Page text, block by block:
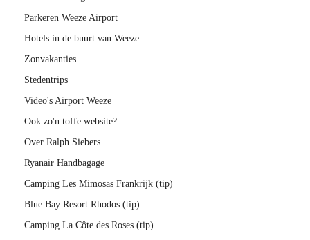
Parkeren Weeze Airport
Hotels in de buurt van Weeze
Zonvakanties
Stedentrips
Video's Airport Weeze
Ook zo'n toffe website?
Over Ralph Siebers
Ryanair Handbagage
Camping Les Mimosas Frankrijk (tip)
Blue Bay Resort Rhodos (tip)
Camping La Côte des Roses (tip)